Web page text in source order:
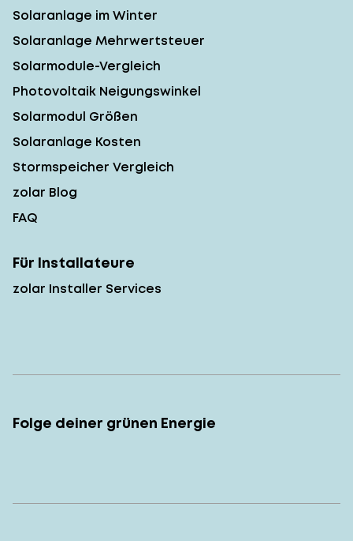
Solaranlage im Winter
Solaranlage Mehrwertsteuer
Solarmodule-Vergleich
Photovoltaik Neigungswinkel
Solarmodul Größen
Solaranlage Kosten
Stormspeicher Vergleich
zolar Blog
FAQ
Für Installateure
zolar Installer Services
Folge deiner grünen Energie